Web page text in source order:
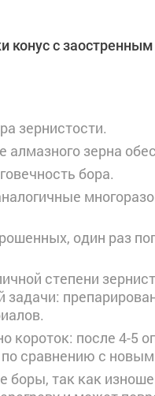
конус с
зернистости.
алмазного зерна
бора.
один раз
степени
короток: после 4-5
сравнению с
так как